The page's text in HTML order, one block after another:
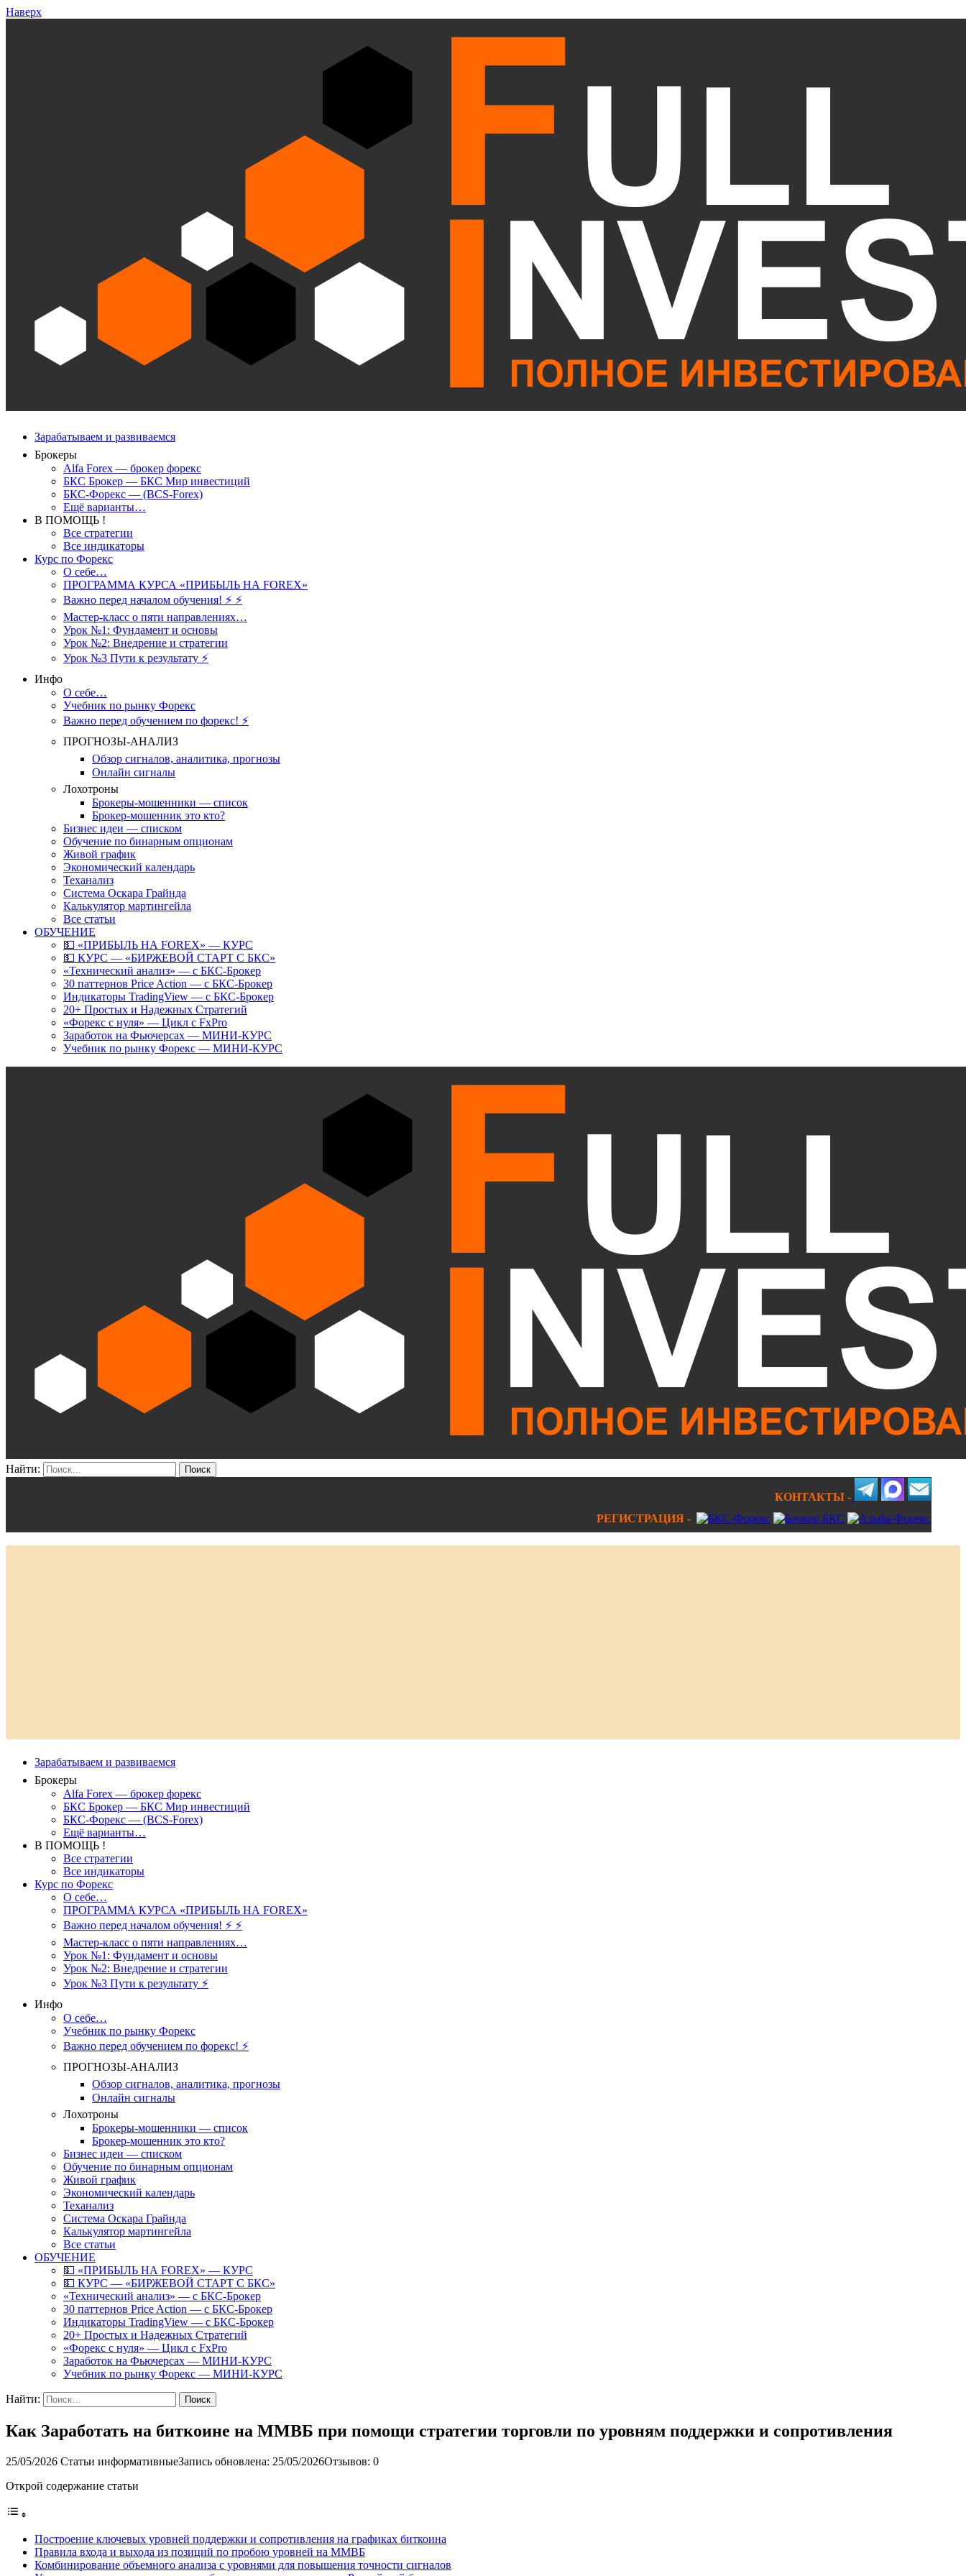
Наверх
Зарабатываем и развиваемся
Брокеры
Alfa Forex — брокер форекс
БКС Брокер — БКС Мир инвестиций
БКС-Форекс — (BCS-Forex)
Ещё варианты…
В ПОМОЩЬ !
Все стратегии
Все индикаторы
Курс по Форекс
О себе…
ПРОГРАММА КУРСА «ПРИБЫЛЬ НА FOREX»
Важно перед началом обучения! ⚡ ⚡
Мастер-класс о пяти направлениях…
Урок №1: Фундамент и основы
Урок №2: Внедрение и стратегии
Урок №3 Пути к результату ⚡️
Инфо
О себе…
Учебник по рынку Форекс
Важно перед обучением по форекс! ⚡
ПРОГНОЗЫ-АНАЛИЗ
Обзор сигналов, аналитика, прогнозы
Онлайн сигналы
Лохотроны
Брокеры-мошенники — список
Брокер-мошенник это кто?
Бизнес идеи — списком
Обучение по бинарным опционам
Живой график
Экономический календарь
Теханализ
Система Оскара Грайнда
Калькулятор мартингейла
Все статьи
ОБУЧЕНИЕ
💵 «ПРИБЫЛЬ НА FOREX» — КУРС
💵 КУРС — «БИРЖЕВОЙ СТАРТ С БКС»
«Технический анализ» — с БКС-Брокер
30 паттернов Price Action — с БКС-Брокер
Индикаторы TradingView — с БКС-Брокер
20+ Простых и Надежных Стратегий
«Форекс с нуля» — Цикл с FxPro
Заработок на Фьючерсах — МИНИ-КУРС
Учебник по рынку Форекс — МИНИ-КУРС
Найти:
КОНТАКТЫ -
РЕГИСТРАЦИЯ -
Зарабатываем и развиваемся
Брокеры
Alfa Forex — брокер форекс
БКС Брокер — БКС Мир инвестиций
БКС-Форекс — (BCS-Forex)
Ещё варианты…
В ПОМОЩЬ !
Все стратегии
Все индикаторы
Курс по Форекс
О себе…
ПРОГРАММА КУРСА «ПРИБЫЛЬ НА FOREX»
Важно перед началом обучения! ⚡ ⚡
Мастер-класс о пяти направлениях…
Урок №1: Фундамент и основы
Урок №2: Внедрение и стратегии
Урок №3 Пути к результату ⚡️
Инфо
О себе…
Учебник по рынку Форекс
Важно перед обучением по форекс! ⚡
ПРОГНОЗЫ-АНАЛИЗ
Обзор сигналов, аналитика, прогнозы
Онлайн сигналы
Лохотроны
Брокеры-мошенники — список
Брокер-мошенник это кто?
Бизнес идеи — списком
Обучение по бинарным опционам
Живой график
Экономический календарь
Теханализ
Система Оскара Грайнда
Калькулятор мартингейла
Все статьи
ОБУЧЕНИЕ
💵 «ПРИБЫЛЬ НА FOREX» — КУРС
💵 КУРС — «БИРЖЕВОЙ СТАРТ С БКС»
«Технический анализ» — с БКС-Брокер
30 паттернов Price Action — с БКС-Брокер
Индикаторы TradingView — с БКС-Брокер
20+ Простых и Надежных Стратегий
«Форекс с нуля» — Цикл с FxPro
Заработок на Фьючерсах — МИНИ-КУРС
Учебник по рынку Форекс — МИНИ-КУРС
Найти:
Как Заработать на биткоине на ММВБ при помощи стратегии торговли по уровням поддержки и сопротивления
25/05/2026 Статьи информативныеЗапись обновлена: 25/05/2026Отзывов: 0
Открой содержание статьи
Построение ключевых уровней поддержки и сопротивления на графиках биткоина
Правила входа и выхода из позиций по пробою уровней на ММВБ
Комбинирование объемного анализа с уровнями для повышения точности сигналов